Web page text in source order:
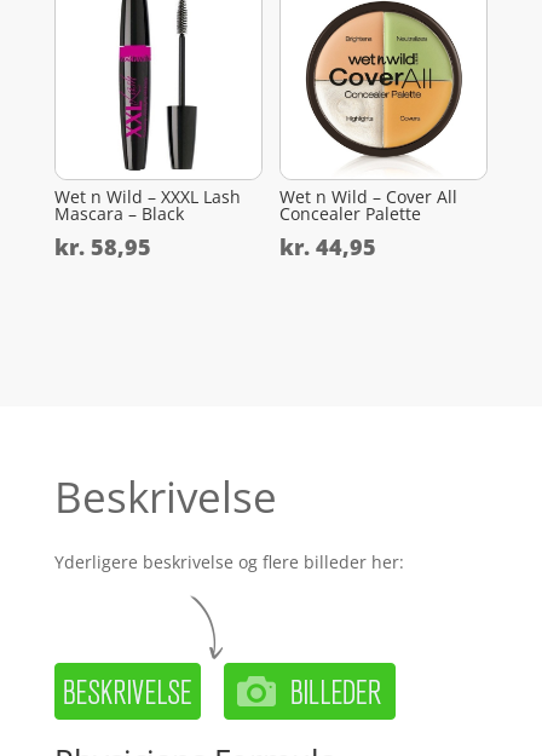
Wet n Wild – XXXL Lash
Mascara – Black
kr.58,95
Wet n Wild – Cover All
Concealer Palette
kr. 44,95
Beskrivelse
Yderligere beskrivelse og flere billeder her: